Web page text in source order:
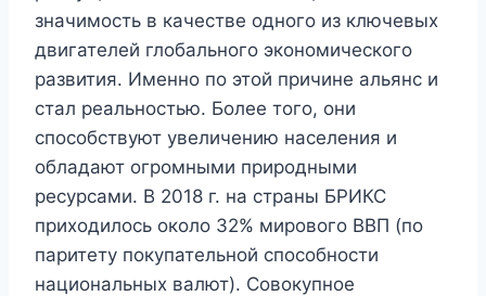
значимость в качестве одного из ключевых
двигателей глобального экономического
развития. Именно по этой причине альянс и
стал реальностью. Более того, они
способствуют увеличению населения и
обладают огромными природными
ресурсами. В 2018 г. на страны БРИКС
приходилось около 32% мирового ВВП (по
паритету покупательной способности
национальных валют). Совокупное